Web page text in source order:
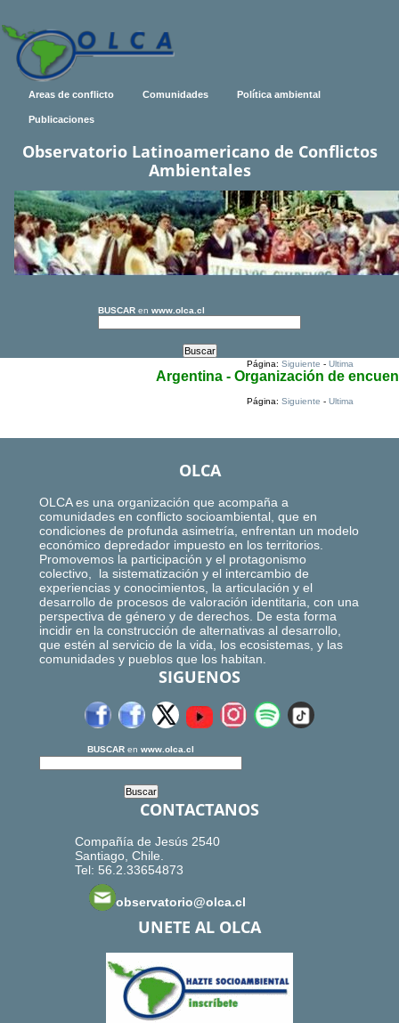
Areas de conflicto Comunidades Política ambiental
Publicaciones
Observatorio Latinoamericano de Conflictos
Ambientales
BUSCAR en www.olca.cl
Página:Siguiente -Ultima
Argentina - Organización de
Página:Siguiente -Ultima
OLCA
OLCA es una organización que acompaña a
comunidades en conflicto socioambiental, que en
condiciones de profunda asimetría, enfrentan un modelo
económico depredador impuesto en los territorios.
Promovemos la participación y el protagonismo
colectivo, la sistematización y el intercambio de
experiencias y conocimientos, la articulación y el
desarrollo de procesos de valoración identitaria, con una
perspectiva de género y de derechos. De esta forma
incidir en la construcción de alternativas al desarrollo,
que estén al servicio de la vida, los ecosistemas, y las
comunidades y pueblos que los habitan.
SIGUENOS
BUSCAR en www.olca.cl
CONTACTANOS
Compañía de Jesús 2540
Santiago, Chile.
Tel: 56.2.33654873
observatorio@olca.cl
UNETE AL OLCA